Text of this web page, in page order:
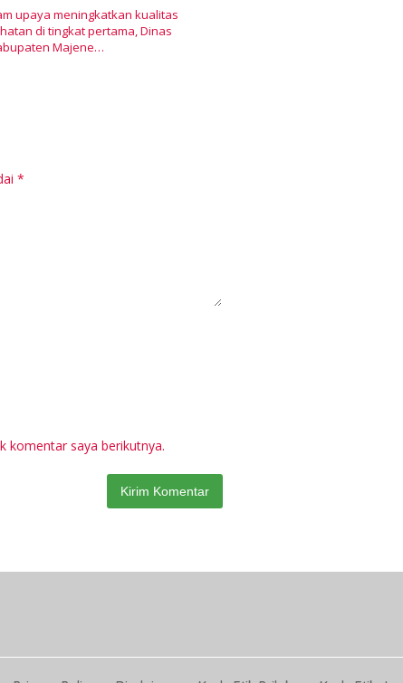
upaya meningkatkan kualitas
di tingkat pertama, Dinas
Majene…
*
komentar saya berikutnya.